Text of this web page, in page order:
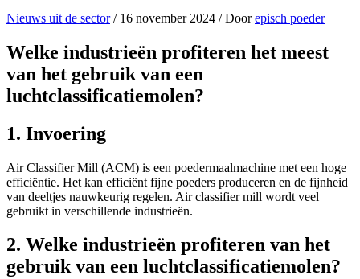
Nieuws uit de sector/ 16 november 2024 / Doorepisch poeder
Welke industrieën profiteren het meest
van het gebruik van een
luchtclassificatiemolen?
1. Invoering
Air Classifier Mill (ACM) is een poedermaalmachine met een hoge
efficiëntie. Het kan efficiënt fijne poeders produceren en de fijnheid
van deeltjes nauwkeurig regelen. Air classifier mill wordt veel
gebruikt in verschillende industrieën.
2. Welke industrieën profiteren van het
gebruik van een luchtclassificatiemolen?